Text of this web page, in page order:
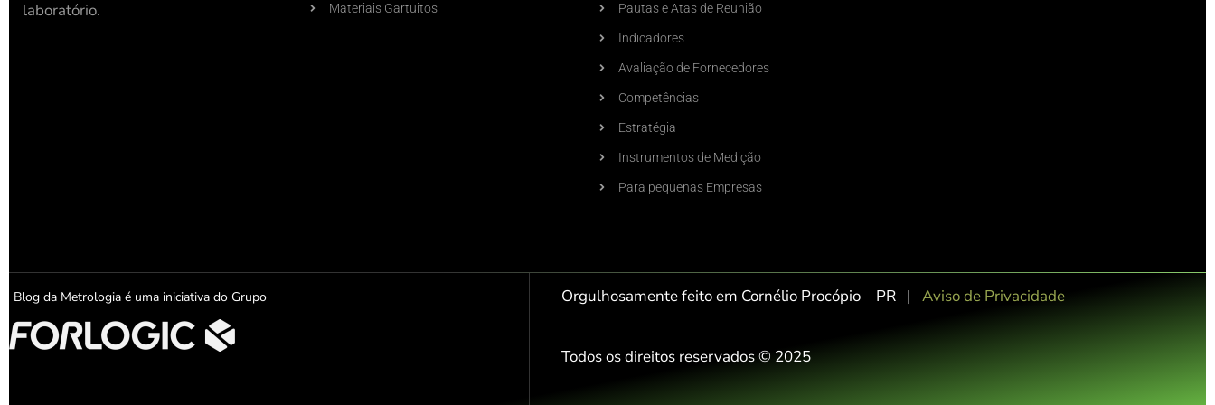
laboratório.
Materiais Gartuitos Pautas e Atas de Reunião
Indicadores
Avaliação de Fornecedores
Competências
Estratégia
Instrumentos de Medição
Para pequenas Empresas
Blog da Metrologia é uma iniciativa do Grupo Orgulhosamente feito em Cornélio Procópio – PR | Aviso de Privacidade
Todos os direitos reservados © 2025